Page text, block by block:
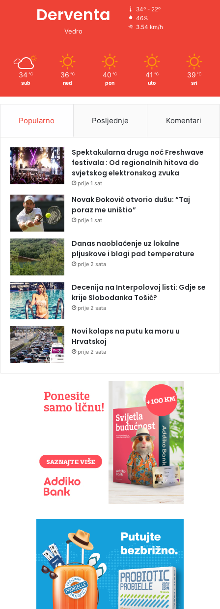
Derventa
Vedro
34º - 22º
46%
3.54 km/h
34 ℃
sub
36 ℃
ned
40 ℃
pon
41 ℃
uto
39 ℃
sri
Popularno Posljednje Komentari
Spektakularna druga noć Freshwave
festivala : Od regionalnih hitova do
svjetskog elektronskog zvuka
prije 1 sat
Novak Đoković otvorio dušu: “Taj
poraz me uništio”
prije 1 sat
Danas naoblačenje uz lokalne
pljuskove i blagi pad temperature
prije 2 sata
Decenija na Interpolovoj listi: Gdje se
krije Slobodanka Tošić?
prije 2 sata
Novi kolaps na putu ka moru u
Hrvatskoj
prije 2 sata